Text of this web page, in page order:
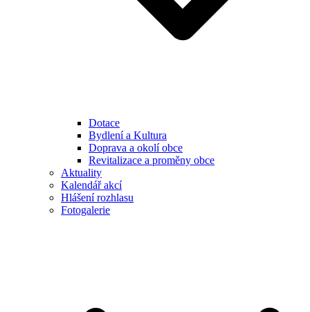
Dotace
Bydlení a Kultura
Doprava a okolí obce
Revitalizace a proměny obce
Aktuality
Kalendář akcí
Hlášení rozhlasu
Fotogalerie